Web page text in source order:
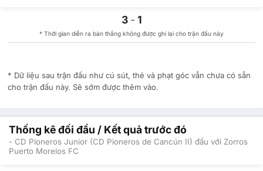
3 - 1
* Thời gian diễn ra bàn thắng không được ghi lại cho trận đấu này
* Dữ liệu sau trận đấu như cú sút, thẻ và phạt góc vẫn chưa có sẵn
cho trận đấu này. Sẽ sớm được thêm vào.
Thống kê đối đầu / Kết quả trước đó
- CD Pioneros Junior (CD Pioneros de Cancún II) đấu với Zorros
Puerto Morelos FC